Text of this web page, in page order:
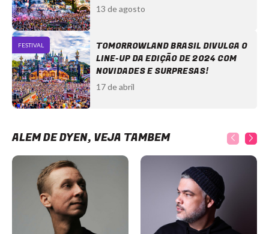
13 de agosto
FESTIVAL
TOMORROWLAND BRASIL DIVULGA O
LINE-UP DA EDIÇÃO DE 2024 COM
NOVIDADES E SURPRESAS!
17 de abril
ALÉM DE DYEN, VEJA TAMBÉM